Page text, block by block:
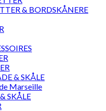
& BORDSKÅNERE
& SKÅLE
Marseille
SKÅLE